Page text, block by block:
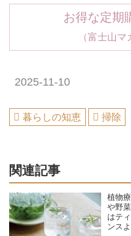
お得な定期
（富士山マ
2025-11-10
暮らしの知恵 掃除
関連記事
植物
や野
はテ
ンス